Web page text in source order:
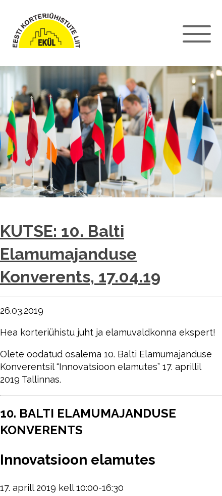
KUTSE: 10. Balti
Elamumajanduse
Konverents, 17.04.19
26.03.2019
Hea korteriühistu juht ja elamuvaldkonna ekspert!
Olete oodatud osalema 10. Balti Elamumajanduse
Konverentsil “Innovatsioon elamutes” 17. aprillil
2019 Tallinnas.
10. BALTI ELAMUMAJANDUSE
KONVERENTS
Innovatsioon elamutes
17. aprill 2019 kell 10:00-16:30